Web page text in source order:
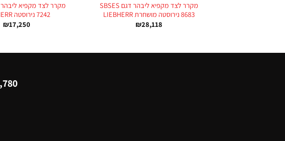
מקרר לצד מקפיא ליבהר דגם SBSES
8683 נירוסטה מושחרת LIEBHERR
₪28,118
7242 נירוסטה LIEBHERR
₪17,250